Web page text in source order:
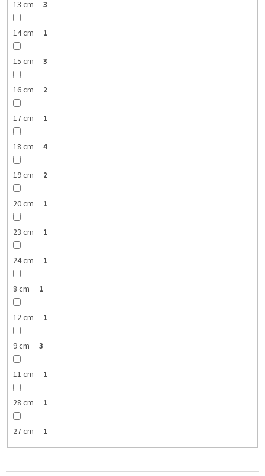
13 cm 3
14 cm 1
15 cm 3
16 cm 2
17 cm 1
18 cm 4
19 cm 2
20 cm 1
23 cm 1
24 cm 1
8 cm 1
12 cm 1
9 cm 3
11 cm 1
28 cm 1
27 cm 1